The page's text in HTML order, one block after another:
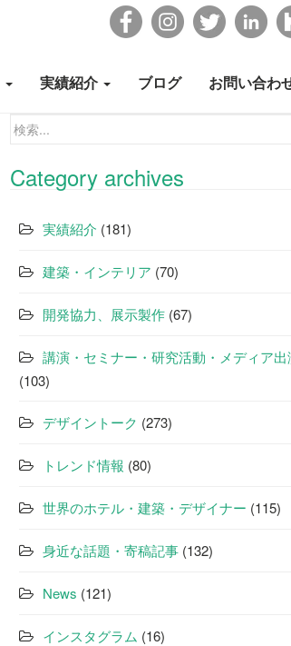
実績紹介 ブログ お問い合わ
検
Category archives
実績紹介 (181)
建築・インテリア (70)
開発協力、展示製作 (67)
講演・セミナー・研究活動・メディア出
(103)
デザイントーク (273)
トレンド情報 (80)
世界のホテル・建築・デザイナー (115)
身近な話題・寄稿記事 (132)
News (121)
インスタグラム (16)